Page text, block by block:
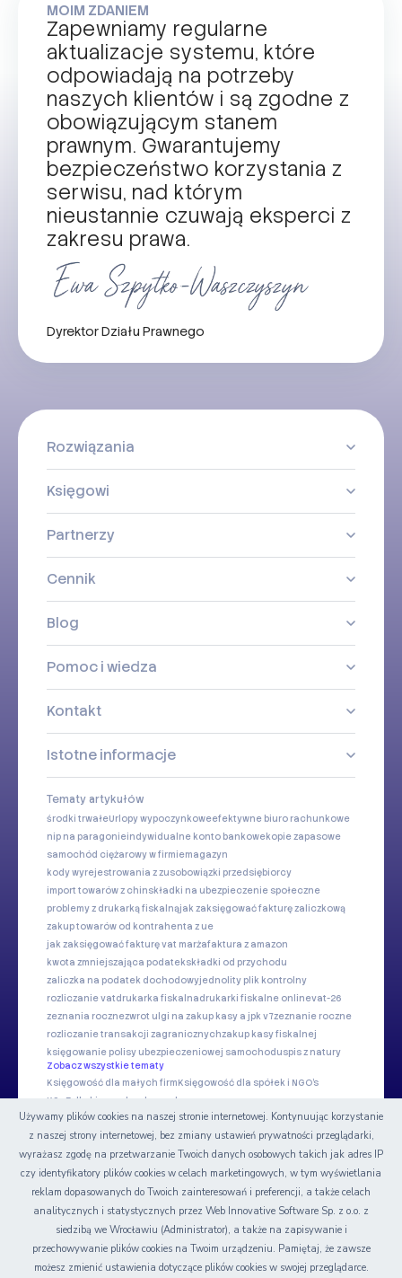
MOIM ZDANIEM
Zapewniamy regularne
aktualizacje systemu, które
odpowiadają na potrzeby
naszych klientów i są zgodne z
obowiązującym stanem
prawnym. Gwarantujemy
bezpieczeństwo korzystania z
serwisu, nad którym
nieustannie czuwają eksperci z
zakresu prawa.
Dyrektor Działu Prawnego
Rozwiązania
Księgowi
Partnerzy
Cennik
Blog
Pomoc i wiedza
Kontakt
Istotne informacje
Tematy artykułów
środki trwałeUrlopy wypoczynkoweefektywne biuro rachunkowe
nip na paragonieindywidualne konto bankowekopie zapasowe
samochód ciężarowy w firmiemagazyn
kody wyrejestrowania z zusobowiązki przedsiębiorcy
import towarów z chinskładki na ubezpieczenie społeczne
problemy z drukarką fiskalnąjak zaksięgować fakturę zaliczkową
zakup towarów od kontrahenta z ue
jak zaksięgować fakturę vat marżafaktura z amazon
kwota zmniejszająca podatekskładki od przychodu
zaliczka na podatek dochodowyjednolity plik kontrolny
rozliczanie vatdrukarka fiskalnadrukarki fiskalne onlinevat-26
zeznania rocznezwrot ulgi na zakup kasy a jpk v7zeznanie roczne
rozliczanie transakcji zagranicznychzakup kasy fiskalnej
księgowanie polisy ubezpieczeniowej samochoduspis z natury
Zobacz wszystkie tematy
Księgowość dla małych firmKsięgowość dla spółek i NGO's
KSeF dla biur rachunkowych
Nasze serwisy
Certyfikat
© Copyright 2006-2026 Web INnovative Software Sp. z o.o.
Używamy plików cookies na naszej stronie internetowej. Kontynuując korzystanie
z naszej strony internetowej, bez zmiany ustawień prywatności przeglądarki,
wyrażasz zgodę na przetwarzanie Twoich danych osobowych takich jak adres IP
czy identyfikatory plików cookies w celach marketingowych, w tym wyświetlania
reklam dopasowanych do Twoich zainteresowań i preferencji, a także celach
analitycznych i statystycznych przez Web Innovative Software Sp. z o.o. z
siedzibą we Wrocławiu (Administrator), a także na zapisywanie i
przechowywanie plików cookies na Twoim urządzeniu. Pamiętaj, że zawsze
możesz zmienić ustawienia dotyczące plików cookies w swojej przeglądarce.